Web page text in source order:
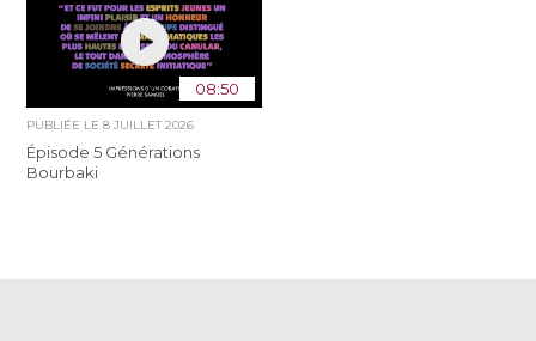
08:50
PUBLIÉE LE8 JUILLET 2026
Épisode 5 Générations
Bourbaki